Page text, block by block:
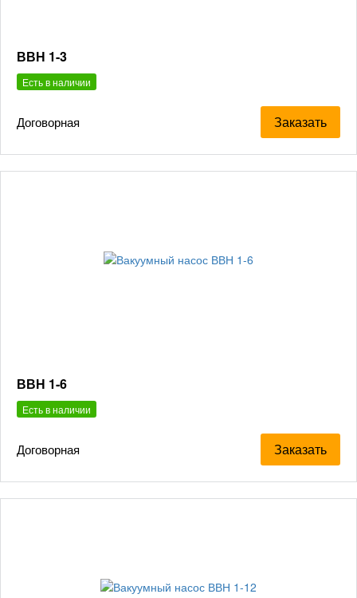
ВВН 1-3
Есть в наличии
Договорная Заказать
ВВН 1-6
Есть в наличии
Договорная Заказать